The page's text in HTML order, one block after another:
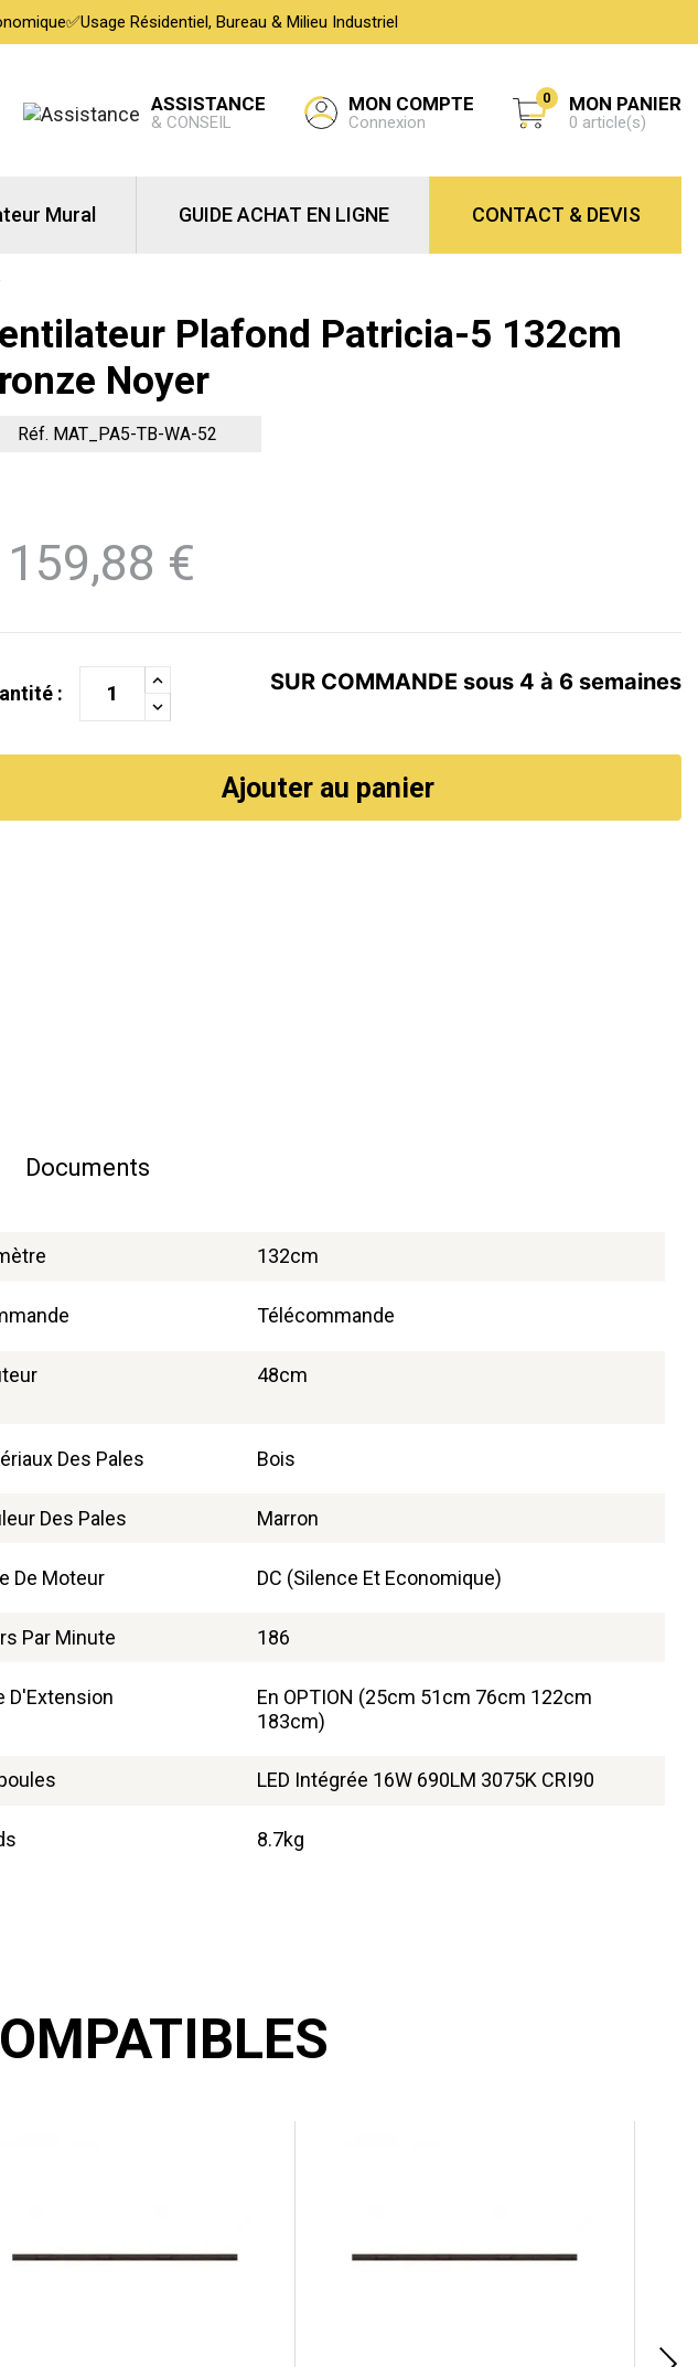
Résidentiel, Bureau & Milieu Industriel
ASSISTANCE
& CONSEIL
MON COMPTE
Connexion
0 MON PANIER
0 article(s)
Mural GUIDE ACHAT EN LIGNE CONTACT & DEVIS
Plafond Patricia-5 132cm
Noyer
Réf. MAT_PA5-TB-WA-52
159,88 €
: SUR COMMANDE sous 4 à 6 semaines
Ajouter au panier
132cm
Télécommande
48cm
Des Pales Bois
Des Pales Marron
De Moteur DC (Silence Et Economique)
Par Minute 186
D'Extension
En OPTION (25cm 51cm 76cm 122cm
183cm)
LED Intégrée 16W 690LM 3075K CRI90
8.7kg
Documents